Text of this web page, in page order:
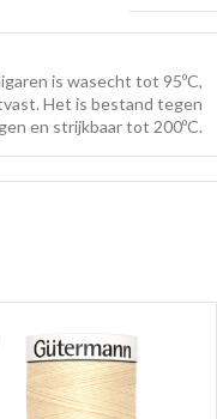
is wasecht tot 95ºC,
Het is bestand tegen
en strijkbaar tot 200ºC.